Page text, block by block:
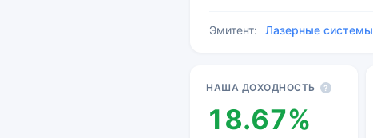
Эмитент: Лазерные системы
НАША ДОХОДНОСТЬ ?
18.67%